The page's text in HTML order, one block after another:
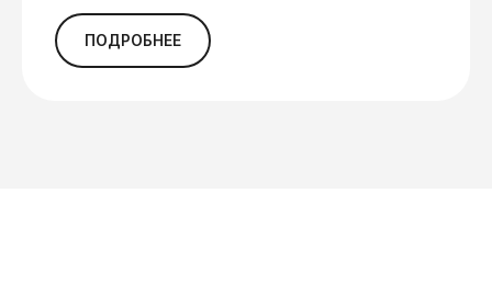
ПОДРОБНЕЕ